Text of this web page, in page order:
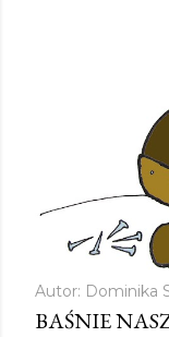
Autor: Dominika
BAŚNIE